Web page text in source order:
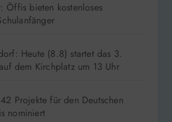
Öffis bieten kostenloses
Heute (8.8) startet das 3.
dem Kirchplatz um 13 Uhr
Projekte für den Deutschen
nominiert